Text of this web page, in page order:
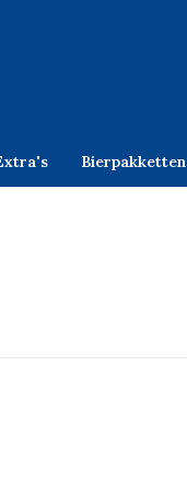
Bierpakketten